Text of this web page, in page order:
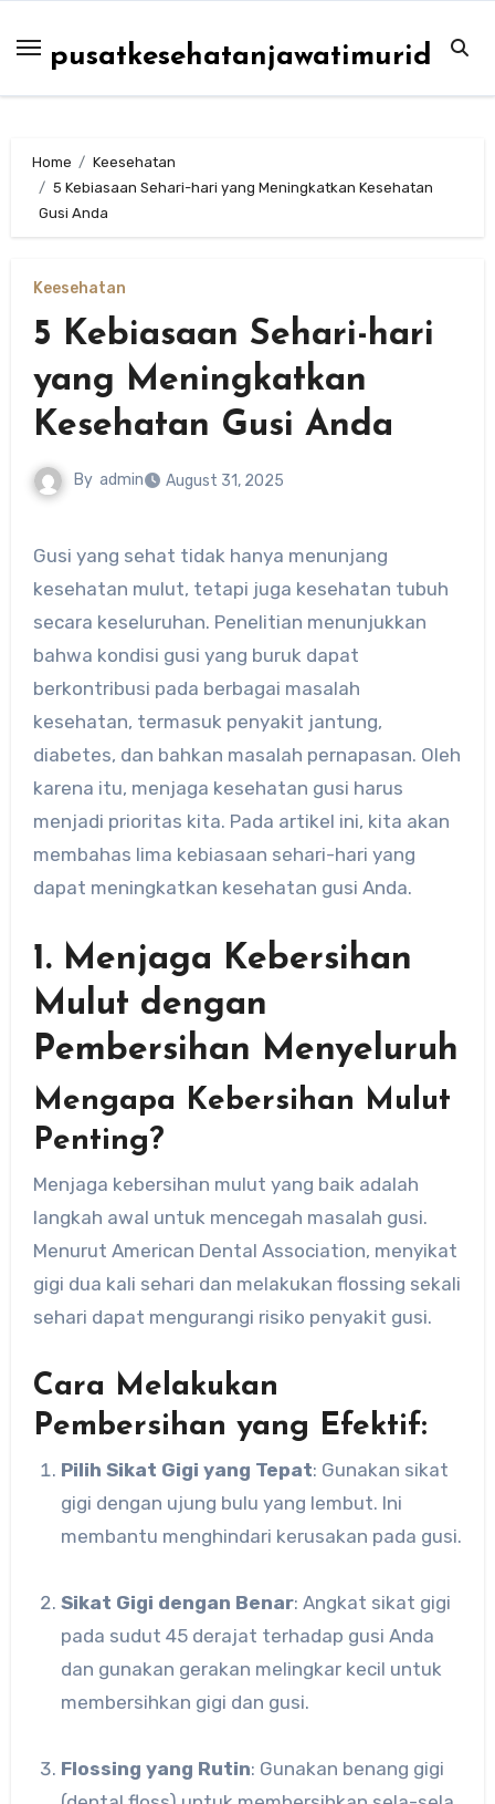
content
pusatkesehatanjawatimurid
Home
Keesehatan
5 Kebiasaan Sehari-hari yang Meningkatkan Kesehatan
Gusi Anda
Keesehatan
5 Kebiasaan Sehari-hari
yang Meningkatkan
Kesehatan Gusi Anda
By admin August 31, 2025
Gusi yang sehat tidak hanya menunjang
kesehatan mulut, tetapi juga kesehatan tubuh
secara keseluruhan. Penelitian menunjukkan
bahwa kondisi gusi yang buruk dapat
berkontribusi pada berbagai masalah
kesehatan, termasuk penyakit jantung,
diabetes, dan bahkan masalah pernapasan. Oleh
karena itu, menjaga kesehatan gusi harus
menjadi prioritas kita. Pada artikel ini, kita akan
membahas lima kebiasaan sehari-hari yang
dapat meningkatkan kesehatan gusi Anda.
1. Menjaga Kebersihan
Mulut dengan
Pembersihan Menyeluruh
Mengapa Kebersihan Mulut
Penting?
Menjaga kebersihan mulut yang baik adalah
langkah awal untuk mencegah masalah gusi.
Menurut American Dental Association, menyikat
gigi dua kali sehari dan melakukan flossing sekali
sehari dapat mengurangi risiko penyakit gusi.
Cara Melakukan
Pembersihan yang Efektif:
Pilih Sikat Gigi yang Tepat: Gunakan sikat
gigi dengan ujung bulu yang lembut. Ini
membantu menghindari kerusakan pada gusi.
Sikat Gigi dengan Benar: Angkat sikat gigi
pada sudut 45 derajat terhadap gusi Anda
dan gunakan gerakan melingkar kecil untuk
membersihkan gigi dan gusi.
Flossing yang Rutin: Gunakan benang gigi